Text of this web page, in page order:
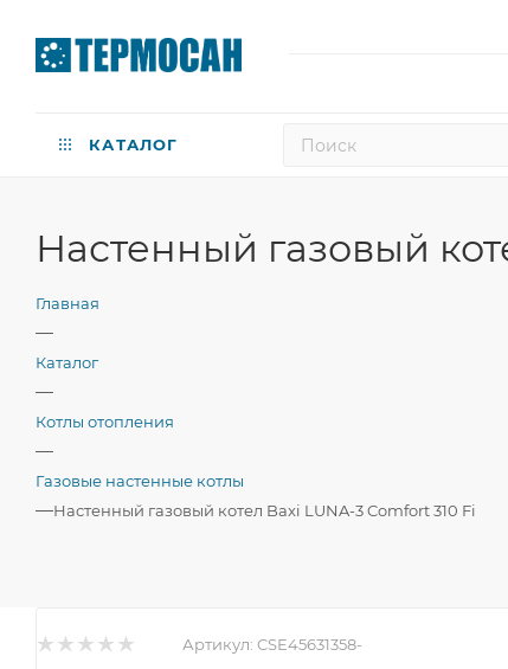
КАТАЛОГ
Настенный газовый
Главная
—
Каталог
—
Котлы отопления
—
Газовые настенные котлы
—Настенный газовый котел Baxi LUNA-3 Comfort 310 Fi
Артикул: CSE45631358-